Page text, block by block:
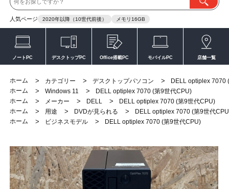
人気ページ 2020年以降（10世代前後） メモリ16GB
ノートPC デスクトップPC Office搭載PC モバイルPC 店舗一覧
ホーム > カテゴリー > デスクトップパソコン >
DELL optiplex 7070
ホーム
> Windows 11 >
DELL optiplex 7070 (第9世代CPU)
ホーム
> メーカー > DELL >
DELL optiplex 7070 (第9世代CPU)
ホーム
> 用途 > DVDが見られる >
DELL optiplex 7070 (第9世代
ホーム
> ビジネスモデル > DELL optiplex 7070 (第9世代CPU)